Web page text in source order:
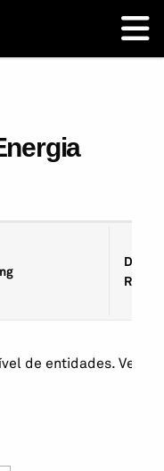
Data
Rating
de entidades. Veja